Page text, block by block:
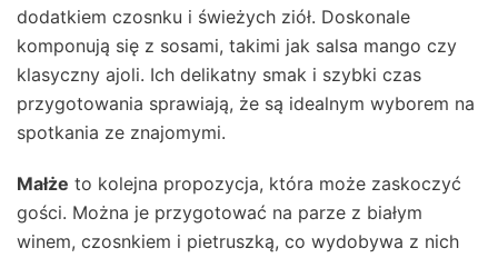
dodatkiem czosnku i świeżych ziół. Doskonale
komponują się z sosami, takimi jak salsa mango czy
klasyczny ajoli. Ich delikatny smak i szybki czas
przygotowania sprawiają, że są idealnym wyborem na
spotkania ze znajomymi.
Małże to kolejna propozycja, która może zaskoczyć
gości. Można je przygotować na parze z białym
winem, czosnkiem i pietruszką, co wydobywa z nich